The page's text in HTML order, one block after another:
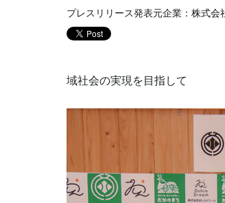
プレスリリース発表元企業： 株式会
域社会の実現を目指して